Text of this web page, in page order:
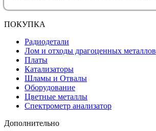
ПОКУПКА
Радиодетали
Лом и отходы драгоценных металлов
Платы
Катализаторы
Шламы и Отвалы
Оборудование
Цветные металлы
Спектрометр анализатор
Дополнительно